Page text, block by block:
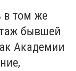
в том же
бывшей
Академии